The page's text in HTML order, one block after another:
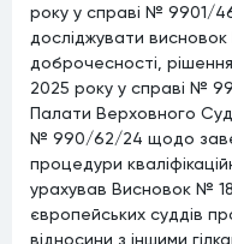
року у справі № 9901/
досліджувати
доброчесності,
2025 року у справі №
Палати Верховного
№ 990/62/24 щодо
процедури
урахував Висновок №
європейських суддів
відносини з іншими